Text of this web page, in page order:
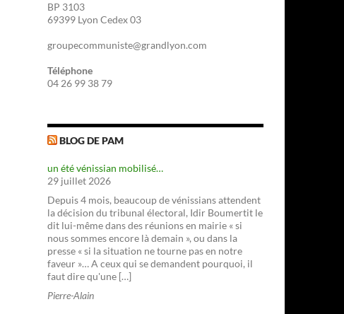
BP 3103
69399 Lyon Cedex 03
groupecommuniste@grandlyon.com
Téléphone
04 26 99 38 79
BLOG DE PAM
un été vénissian mobilisé…
29 juillet 2026
Depuis 4 mois, beaucoup de vénissians attendent
la décision du tribunal électoral, Idir Boumertit le
dit lui-même dans des réunions en mairie « si
nous sommes encore là demain », ou dans la
presse « si la situation ne tourne pas en notre
faveur »… A ceux qui se demandent pourquoi, il
faut dire qu'une […]
Pierre-Alain